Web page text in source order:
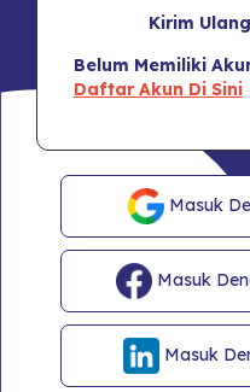
Kirim
Belum Memiliki
Daftar Akun Di Sini
Masuk
Masuk
Masuk